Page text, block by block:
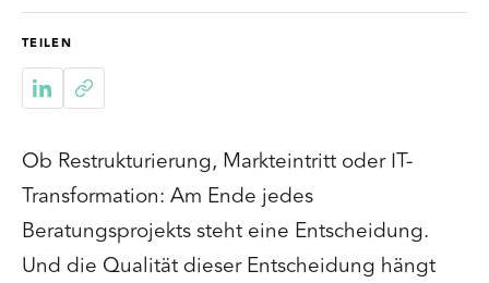
TEILEN
Ob Restrukturierung, Markteintritt oder IT-
Transformation: Am Ende jedes
Beratungsprojekts steht eine Entscheidung.
Und die Qualität dieser Entscheidung hängt